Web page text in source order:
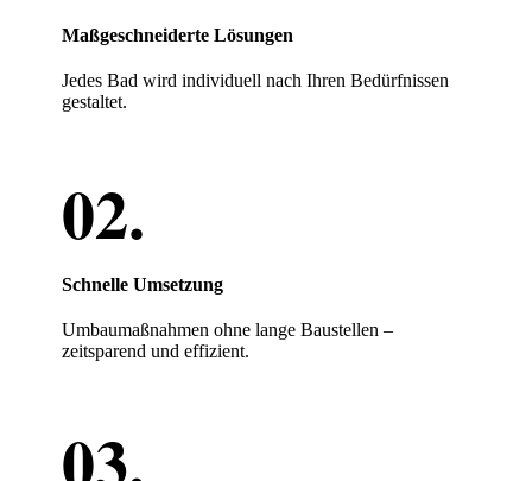
Maßgeschneiderte Lösungen
Jedes Bad wird individuell nach Ihren Bedürfnissen
gestaltet.
Schnelle Umsetzung
Umbaumaßnahmen ohne lange Baustellen –
zeitsparend und effizient.